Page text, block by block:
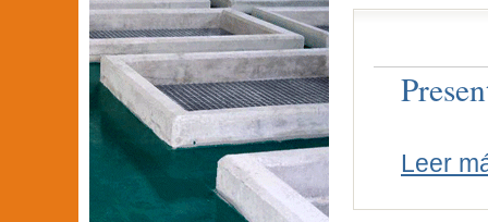
Leer